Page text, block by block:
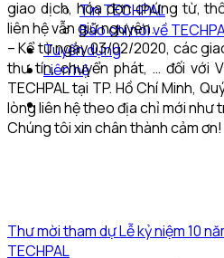
Tin TECHPAL
Báo chí nói về
Tuyển dụng
Liên hệ
giao dịch, hóa đơn chứng từ,
liên hệ vẫn giữ nguyên.
– Kể từ ngày 03/02/2020, các
thư tín, chuyển phát, … đối với
TECHPAL tại TP. Hồ Chí Minh,
lòng liên hệ theo địa chỉ mới như
Chúng tôi xin chân thành cảm ơn!
Thư mời tham dự Lễ kỷ niệm 10
TECHPAL